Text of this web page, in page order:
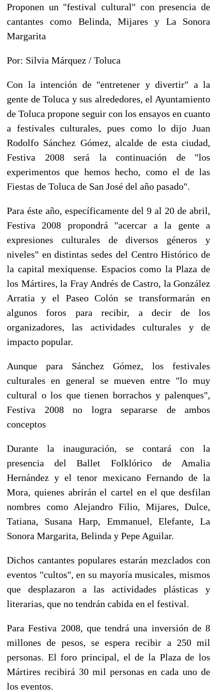
Proponen un "festival cultural" con presencia de
cantantes como Belinda, Mijares y La Sonora
Margarita
Por: Silvia Márquez / Toluca
Con la intención de "entretener y divertir" a la
gente de Toluca y sus alrededores, el Ayuntamiento
de Toluca propone seguir con los ensayos en cuanto
a festivales culturales, pues como lo dijo Juan
Rodolfo Sánchez Gómez, alcalde de esta ciudad,
Festiva 2008 será la continuación de "los
experimentos que hemos hecho, como el de las
Fiestas de Toluca de San José del año pasado".
Para éste año, específicamente del 9 al 20 de abril,
Festiva 2008 propondrá "acercar a la gente a
expresiones culturales de diversos géneros y
niveles" en distintas sedes del Centro Histórico de
la capital mexiquense. Espacios como la Plaza de
los Mártires, la Fray Andrés de Castro, la González
Arratia y el Paseo Colón se transformarán en
algunos foros para recibir, a decir de los
organizadores, las actividades culturales y de
impacto popular.
Aunque para Sánchez Gómez, los festivales
culturales en general se mueven entre "lo muy
cultural o los que tienen borrachos y palenques",
Festiva 2008 no logra separarse de ambos
conceptos
Durante la inauguración, se contará con la
presencia del Ballet Folklórico de Amalia
Hernández y el tenor mexicano Fernando de la
Mora, quienes abrirán el cartel en el que desfilan
nombres como Alejandro Filio, Mijares, Dulce,
Tatiana, Susana Harp, Emmanuel, Elefante, La
Sonora Margarita, Belinda y Pepe Aguilar.
Dichos cantantes populares estarán mezclados con
eventos "cultos", en su mayoría musicales, mismos
que desplazaron a las actividades plásticas y
literarias, que no tendrán cabida en el festival.
Para Festiva 2008, que tendrá una inversión de 8
millones de pesos, se espera recibir a 250 mil
personas. El foro principal, el de la Plaza de los
Mártires recibirá 30 mil personas en cada uno de
los eventos.